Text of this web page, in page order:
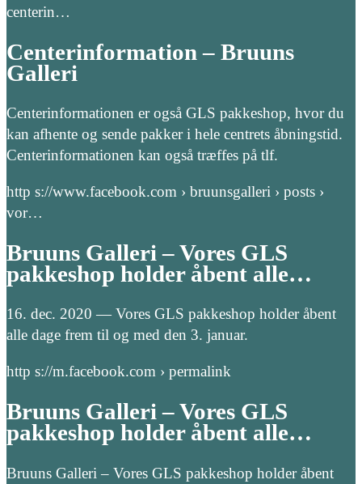
centerin…
Centerinformation – Bruuns
Galleri
Centerinformationen er også GLS pakkeshop, hvor du
kan afhente og sende pakker i hele centrets åbningstid.
Centerinformationen kan også træffes på tlf.
http s://www.facebook.com › bruunsgalleri › posts ›
vor…
Bruuns Galleri – Vores GLS
pakkeshop holder åbent alle…
16. dec. 2020 — Vores GLS pakkeshop holder åbent
alle dage frem til og med den 3. januar.
http s://m.facebook.com › permalink
Bruuns Galleri – Vores GLS
pakkeshop holder åbent alle…
Bruuns Galleri – Vores GLS pakkeshop holder åbent